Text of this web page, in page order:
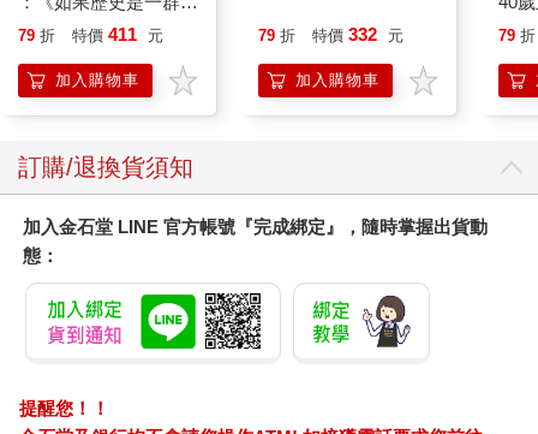
喵》作者最新力作，附
79 折 特價 411 元
加入購物車
79 折 特價 332 元
加入購物車
就
79 折
訂購/退換貨須知
加入金石堂 LINE 官方帳號『完成綁定』，隨時掌握出貨動
態：
提醒您！！